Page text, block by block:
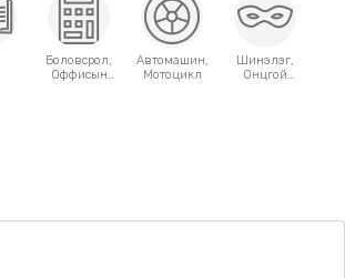
Боловсрол,
Оффисын
Автомашин,
Мотоцикл
Шинэлэг,
Онцгой